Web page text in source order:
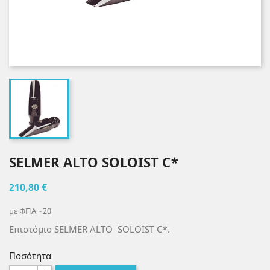
SELMER ALTO SOLOIST C*
210,80 €
με ΦΠΑ 20
Επιστόμιο SELMER ALTO SOLOIST C*.
Ποσότητα